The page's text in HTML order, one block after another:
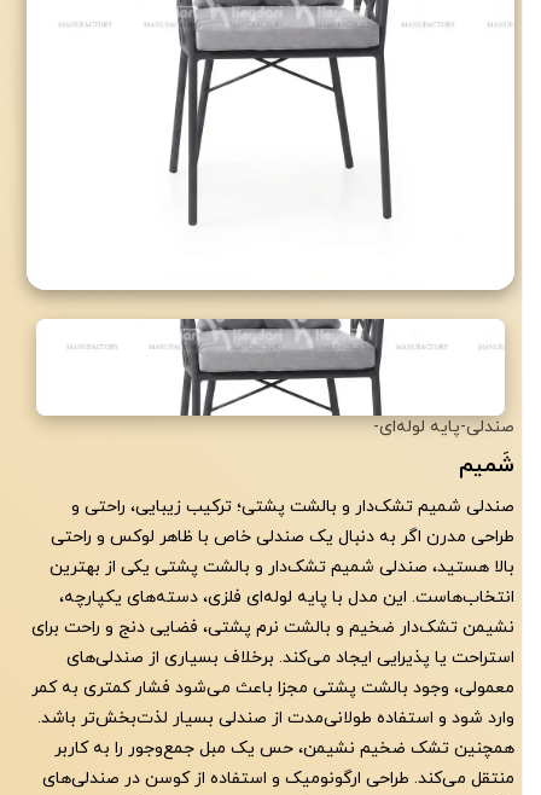
با تشکر از اعتماد شما به
صنایع تولیدی حیدری صندلی-پایه لوله‌ای-
شَمیم
صندلی شمیم تشک‌دار و بالشت پشتی؛ ترکیب زیبایی، راحتی و
طراحی مدرن اگر به دنبال یک صندلی خاص با ظاهر لوکس و راحتی
بالا هستید، صندلی شمیم تشک‌دار و بالشت پشتی یکی از بهترین
انتخاب‌هاست. این مدل با پایه لوله‌ای فلزی، دسته‌های یکپارچه،
نشیمن تشک‌دار ضخیم و بالشت نرم پشتی، فضایی دنج و راحت برای
استراحت یا پذیرایی ایجاد می‌کند. برخلاف بسیاری از صندلی‌های
معمولی، وجود بالشت پشتی مجزا باعث می‌شود فشار کمتری به کمر
وارد شود و استفاده طولانی‌مدت از صندلی بسیار لذت‌بخش‌تر باشد.
همچنین تشک ضخیم نشیمن، حس یک مبل جمع‌وجور را به کاربر
منتقل می‌کند. طراحی ارگونومیک و استفاده از کوسن در صندلی‌های